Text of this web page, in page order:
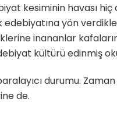
kesiminin havası hiç
yön
inananlar
kültürü edinmiş
durumu.
de.